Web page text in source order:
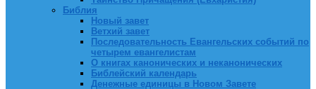
Библия
Новый завет
Ветхий завет
Последовательность Евангельских событий по
четырем евангелистам
О книгах канонических и неканонических
Библейский календарь
Денежные единицы в Новом Завете